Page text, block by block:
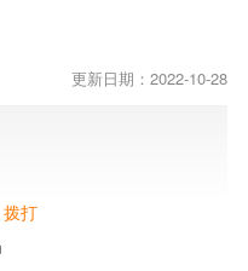
更新日期：2022-10-28
拨打